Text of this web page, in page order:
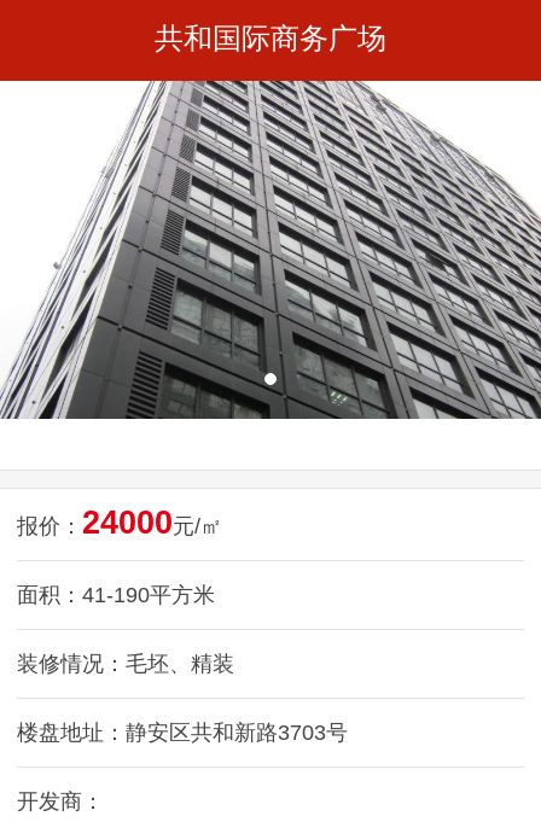
共和国际商务广场
报价： 24000元/㎡
面积：41-190平方米
装修情况：毛坯、精装
楼盘地址：静安区共和新路3703号
开发商：